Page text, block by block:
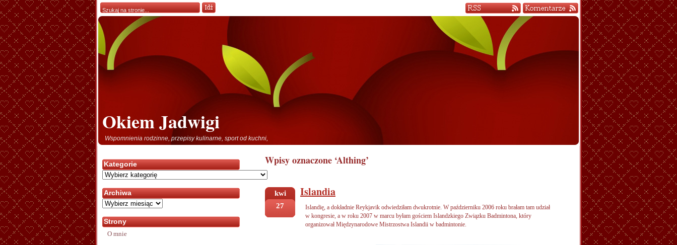
Okiem Jadwigi
Wspomnienia rodzinne, przepisy kulinarne, sport od kuchni,
Wpisy oznaczone ‘Althing’
kwi
27
Islandia
Islandię, a dokładnie Reykjavik odwiedziłam dwukrotnie. W październiku 2006 roku brałam tam udział
w kongresie, a w roku 2007 w marcu byłam gościem Islandzkiego Związku Badmintona, który
organizował Międzynarodowe Mistrzostwa Islandii w badmintonie.
Kategorie
Kategorie
Archiwa
Archiwa
Strony
O mnie